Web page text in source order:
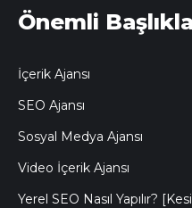
Önemli
İçerik Ajansı
SEO Ajansı
Sosyal Medya Ajansı
Video İçerik Ajansı
Yerel SEO Nasıl Yapılır?